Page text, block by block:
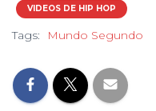
VIDEOS DE HIP HOP
Tags: Mundo Segundo